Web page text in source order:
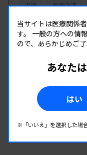
血液 免疫血清
当サイトは医療関係
す。 一般の方への情
ので、あらかじめご了
あなた
はい
※「いいえ」を選択した場